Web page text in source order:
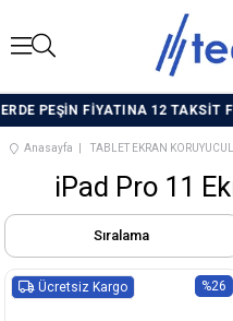
PEŞİN FİYATINA 12 TAKSİT
Anasayfa TABLET EKRAN
iPad Pro 11
Sıralama
%26
Ücretsiz Kargo